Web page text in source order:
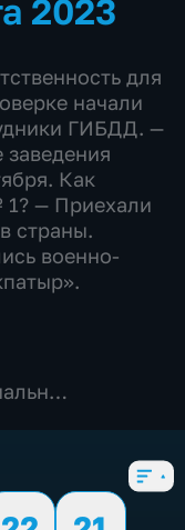
2023
для
начали
ГИБДД. —
Как
— Приехали
страны.
военно-